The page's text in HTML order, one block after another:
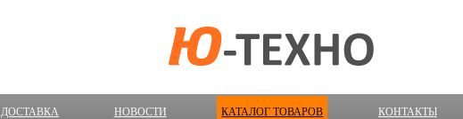
ДОСТАВКА НОВОСТИ КАТАЛОГ ТОВАРОВ КОНТАКТЫ